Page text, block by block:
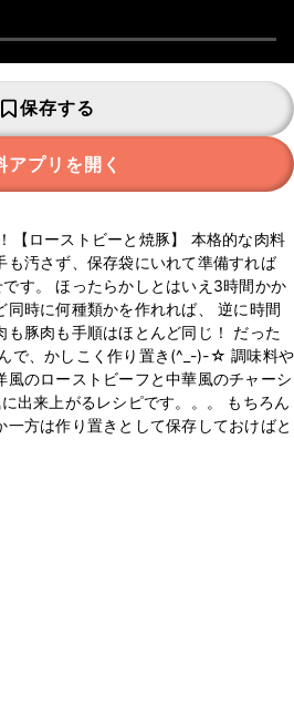
保存する
アプリを開く
【ローストビーと焼豚】 本格的な肉料
も汚さず、保存袋にいれて準備すれば
す。 ほったらかしとはいえ3時間かか
同時に何種類かを作れれば、 逆に時間
豚肉も手順はほとんど同じ！ だった
で、かしこく作り置き(^_-)-☆ 調味料や
風のローストビーフと中華風のチャーシ
出来上がるレシピです。。。 もちろん
方は作り置きとして保存しておけばと